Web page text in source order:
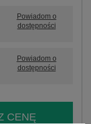
Powiadom o
dostępności
Powiadom o
dostępności
CENĘ